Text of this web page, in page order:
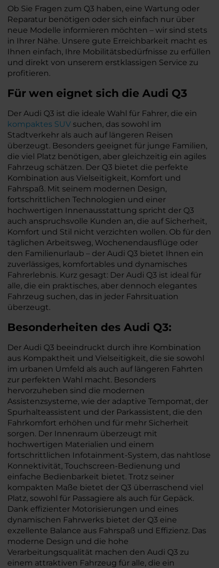
Ob Sie Fragen zum Q3 haben, eine Wartung oder
Reparatur benötigen oder sich einfach nur über
neue Modelle informieren möchten – wir sind stets
in Ihrer Nähe. Unsere gute Erreichbarkeit macht es
Ihnen einfach, Ihre Mobilitätsbedürfnisse zu erfüllen
und direkt von unserem erstklassigen Service zu
profitieren.
Für wen eignet sich die Audi Q3
Der Audi Q3 ist die ideale Wahl für Fahrer, die ein
kompaktes SUV suchen, das sowohl im
Stadtverkehr als auch auf längeren Reisen
überzeugt. Besonders geeignet für junge Familien,
die viel Platz benötigen, aber gleichzeitig ein agiles
Fahrzeug schätzen. Der Q3 bietet die perfekte
Kombination aus Vielseitigkeit, Komfort und
Fahrspaß. Mit seinem modernen Design,
fortschrittlichen Technologien und einer
hochwertigen Innenausstattung spricht der Q3
auch anspruchsvolle Kunden an, die auf Sicherheit,
Komfort und Stil nicht verzichten wollen. Ob für den
täglichen Arbeitsweg, Wochenendausflüge oder
den Familienurlaub – der Audi Q3 bietet Ihnen ein
zuverlässiges, komfortables und dynamisches
Fahrerlebnis. Kurz gesagt: Der Audi Q3 ist ideal für
alle, die ein praktisches, aber dennoch elegantes
Fahrzeug suchen, das in jeder Fahrsituation
überzeugt.
Besonderheiten des Audi Q3:
Der Audi Q3 beeindruckt durch ihre Kombination
aus Kompaktheit und Vielseitigkeit, die sie sowohl
im urbanen Umfeld als auch auf längeren Fahrten
zur perfekten Wahl macht. Besonders
hervorzuheben sind die modernen
Assistenzsysteme, wie der adaptive Tempomat, der
Spurhalteassistent und der Parkassistent, die den
Fahrkomfort erhöhen und für mehr Sicherheit
sorgen. Der Innenraum überzeugt mit
hochwertigen Materialien und einem
fortschrittlichen Infotainment-System, das nahtlose
Konnektivität, Touchscreen-Bedienung und
einfache Bedienbarkeit bietet. Trotz seiner
kompakten Maße bietet der Q3 überraschend viel
Platz, sowohl für Passagiere als auch für Gepäck.
Dank effizienter Motorisierungen und eines
dynamischen Fahrwerks bietet der Q3 eine
exzellente Balance aus Fahrspaß und Effizienz. Das
moderne Design und die hohe
Verarbeitungsqualität machen den Audi Q3 zu
einem attraktiven Fahrzeug für alle, die ein